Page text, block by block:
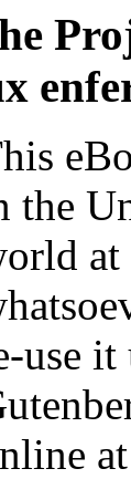
the
at
use it
at